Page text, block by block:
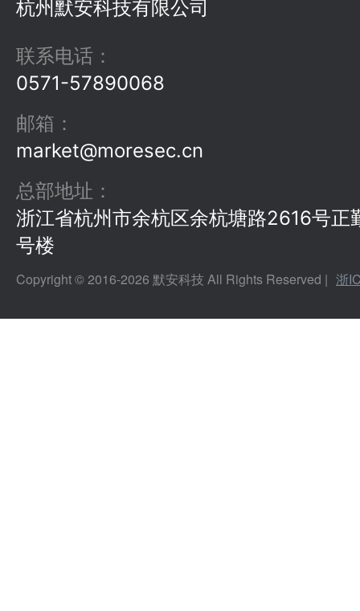
杭州默安科技有限公司
联系电话 ：
0571-57890068
邮箱 ：
market@moresec.cn
总部地址 ：
浙江省杭州市余杭区余杭塘路2616号正
号楼
Copyright © 2016-2026 默安科技 All Rights Reserved | 浙